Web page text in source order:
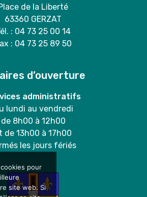
de la Liberté
63360 GERZAT
: 04 73 25 00 14
: 04 73 25 89 50
d’ouverture
administratifs
lundi au vendredi
de 8h00 à 12h00
de 13h00 à 17h00
les jours fériés
pour
site web. Si